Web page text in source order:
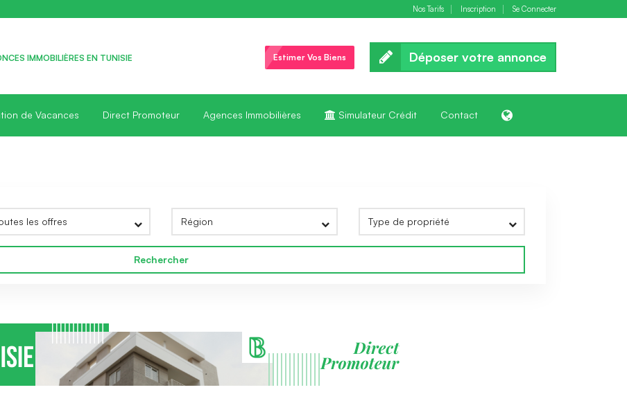
Nos Tarifs Inscription Se Connecter
IMMOBILIÈRES EN TUNISIE Estimer Vos Biens Déposer votre annonce
de Vacances Direct Promoteur Agences Immobilières Simulateur Crédit Contact
Rechercher